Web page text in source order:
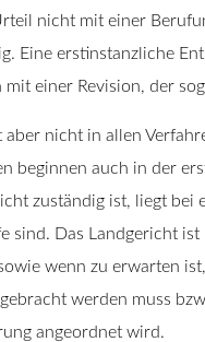
nicht mit einer
Eine erstinstanzliche
mit einer Revision, der
aber nicht in allen
beginnen auch in der
zuständig ist, liegt
sind. Das Landgericht
wenn zu erwarten
werden muss
angeordnet wird.